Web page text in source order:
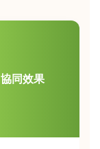
協同效果